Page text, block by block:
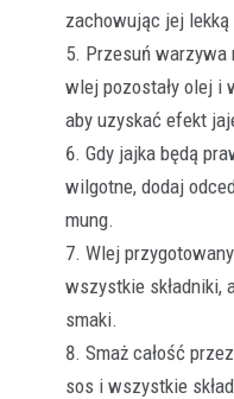
zachowując jej lekką
Przesuń warzywa
wlej pozostały olej i
aby uzyskać efekt
Gdy jajka będą
wilgotne, dodaj
mung.
Wlej
wszystkie składniki,
smaki.
Smaż całość
sos i wszystkie